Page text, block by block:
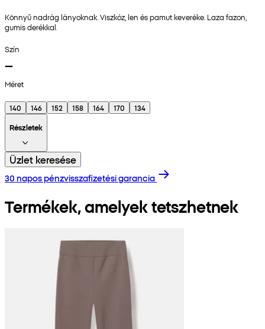
Könnyű nadrág lányoknak. Viszkóz, len és pamut keveréke. Laza fazon,
gumis derékkal.
Szín
Méret
140 146 152 158 164 170
134
Részletek
Üzlet keresése
30 napos pénzvisszafizetési garancia
Termékek, amelyek tetszhetnek